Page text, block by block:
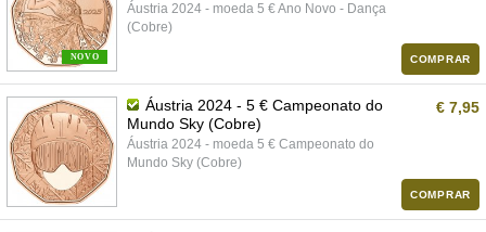
NOVO
Áustria 2024 - moeda 5 € Ano Novo - Dança
(Cobre)
COMPRAR
Áustria 2024 - 5 € Campeonato do
Mundo Sky (Cobre)
Áustria 2024 - moeda 5 € Campeonato do
Mundo Sky (Cobre)
€ 7,95
COMPRAR